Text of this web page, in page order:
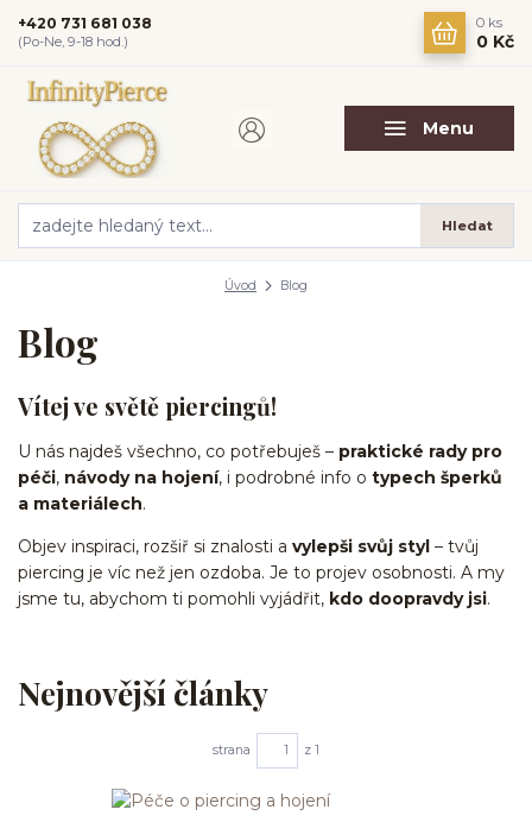
Menu
Hledat
+420 731 681 038
(Po-Ne, 9-18 hod.)
0 ks
0 Kč
Úvod Blog
Blog
Vítej ve světě piercingů!
U nás najdeš všechno, co potřebuješ – praktické rady pro
péči, návody na hojení, i podrobné info o typech šperků
a materiálech.
Objev inspiraci, rozšiř si znalosti a vylepši svůj styl – tvůj
piercing je víc než jen ozdoba. Je to projev osobnosti. A my
jsme tu, abychom ti pomohli vyjádřit, kdo doopravdy jsi.
Nejnovější články
strana z 1